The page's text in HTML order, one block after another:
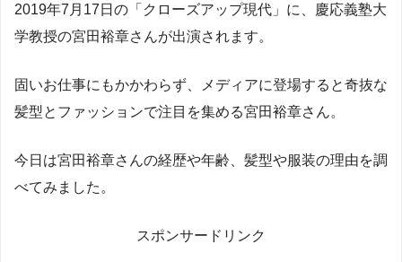
2019年7月17日の「クローズアップ現代」に、慶応義塾大
学教授の宮田裕章さんが出演されます。
固いお仕事にもかかわらず、メディアに登場すると奇抜な
髪型とファッションで注目を集める宮田裕章さん。
今日は宮田裕章さんの経歴や年齢、髪型や服装の理由を調
べてみました。
スポンサードリンク